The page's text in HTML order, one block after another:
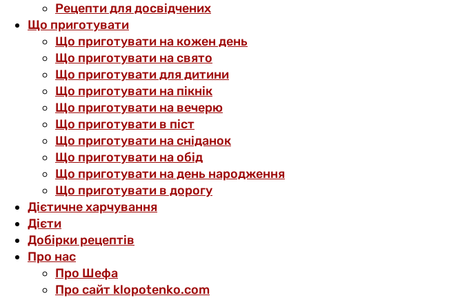
Рецепти для досвідчених
Що приготувати
Що приготувати на кожен день
Що приготувати на свято
Що приготувати для дитини
Що приготувати на пікнік
Що приготувати на вечерю
Що приготувати в піст
Що приготувати на сніданок
Що приготувати на обід
Що приготувати на день народження
Що приготувати в дорогу
Дієтичне харчування
Дієти
Добірки рецептів
Про нас
Про Шефа
Про сайт klopotenko.com